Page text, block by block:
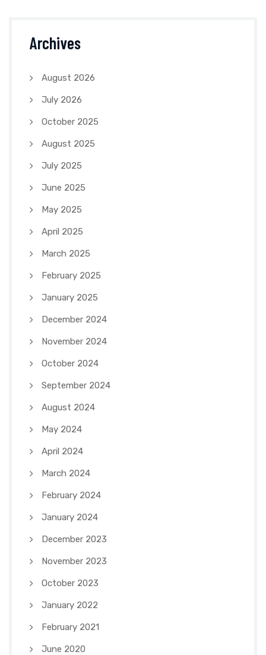
Archives
August 2026
July 2026
October 2025
August 2025
July 2025
June 2025
May 2025
April 2025
March 2025
February 2025
January 2025
December 2024
November 2024
October 2024
September 2024
August 2024
May 2024
April 2024
March 2024
February 2024
January 2024
December 2023
November 2023
October 2023
January 2022
February 2021
June 2020